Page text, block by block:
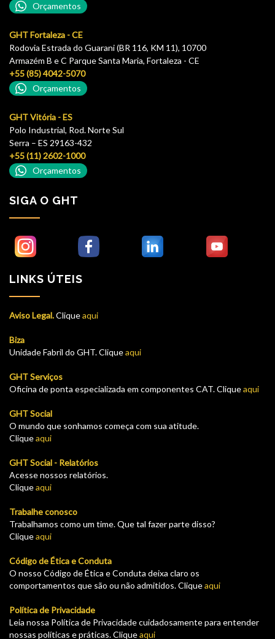
Orçamentos
GHT Fortaleza - CE
Rodovia Estrada do Guarani (BR 116, KM 11), 10700
Armazém B e C Parque Santa Maria, Fortaleza - CE
+55 (85) 4042-5070
Orçamentos
GHT Vitória - ES
Polo Industrial, Rod. Norte Sul
Serra – ES 29163-432
+55 (11) 2602-1000
Orçamentos
SIGA O GHT
LINKS ÚTEIS
Aviso Legal.Cliqueaqui
Biza
Unidade Fabril do GHT. Cliqueaqui
GHT Serviços
Oficina de ponta especializada em componentes CAT. Cliqueaqui
GHT Social
O mundo que sonhamos começa com sua atitude.
Cliqueaqui
GHT Social - Relatórios
Acesse nossos relatórios.
Cliqueaqui
Trabalhe conosco
Trabalhamos como um time. Que tal fazer parte disso?
Cliqueaqui
Código de Ética e Conduta
O nosso Código de Ética e Conduta deixa claro os
comportamentos que são ou não admitidos. Cliqueaqui
Política de Privacidade
Leia nossa Política de Privacidade cuidadosamente para entender
nossas políticas e práticas. Cliqueaqui